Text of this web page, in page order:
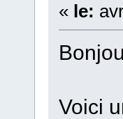
« le:
Voici